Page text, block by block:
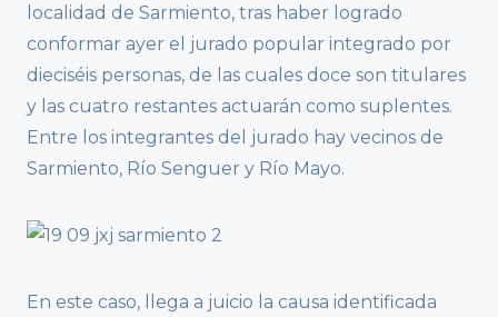
localidad de Sarmiento, tras haber logrado
conformar ayer el jurado popular integrado por
dieciséis personas, de las cuales doce son titulares
y las cuatro restantes actuarán como suplentes.
Entre los integrantes del jurado hay vecinos de
Sarmiento, Río Senguer y Río Mayo.
En este caso, llega a juicio la causa identificada